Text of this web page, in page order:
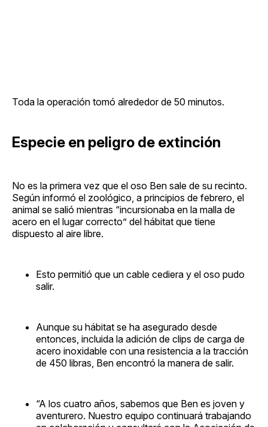
Toda la operación tomó alrededor de 50 minutos.
Especie en peligro de extinción
No es la primera vez que el oso Ben sale de su recinto.
Según informó el zoológico, a principios de febrero, el
animal se salió mientras “incursionaba en la malla de
acero en el lugar correcto” del hábitat que tiene
dispuesto al aire libre.
Esto permitió que un cable cediera y el oso pudo
salir.
Aunque su hábitat se ha asegurado desde
entonces, incluida la adición de clips de carga de
acero inoxidable con una resistencia a la tracción
de 450 libras, Ben encontró la manera de salir.
“A los cuatro años, sabemos que Ben es joven y
aventurero. Nuestro equipo continuará trabajando